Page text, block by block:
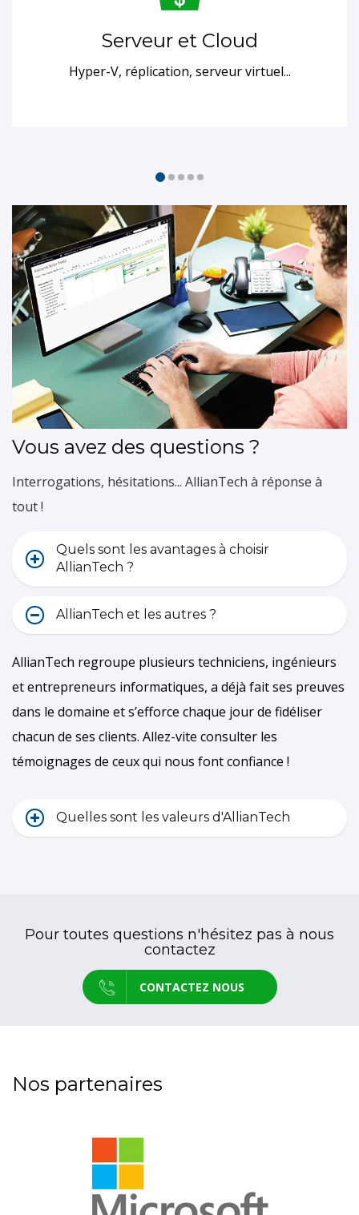
Serveur et Cloud
Hyper-V, réplication, serveur virtuel...
Vous avez des questions ?
Interrogations, hésitations... AllianTech à réponse à
tout !
Quels sont les avantages à choisir
AllianTech ?
AllianTech et les autres ?
AllianTech regroupe plusieurs techniciens, ingénieurs
et entrepreneurs informatiques, a déjà fait ses preuves
dans le domaine et s’efforce chaque jour de fidéliser
chacun de ses clients. Allez-vite consulter les
témoignages de ceux qui nous font confiance !
Quelles sont les valeurs d'AllianTech
Pour toutes questions n'hésitez pas à nous
contactez
CONTACTEZ NOUS
Nos partenaires